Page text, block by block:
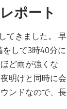
ポート
てきました。 早
して3時40分に
ど雨が強くな
明けと同時に会
ンドなので、長